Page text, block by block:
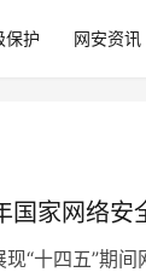
保护 网安资讯
国家网络安
现“十四五”期